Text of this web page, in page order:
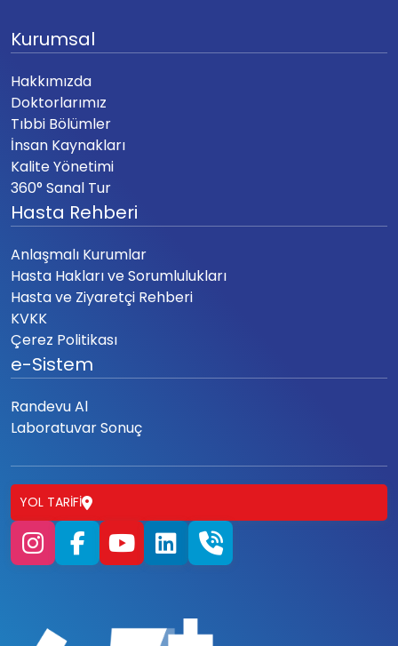
Kurumsal
Hakkımızda
Doktorlarımız
Tıbbi Bölümler
İnsan Kaynakları
Kalite Yönetimi
360° Sanal Tur
Hasta Rehberi
Anlaşmalı Kurumlar
Hasta Hakları ve Sorumlulukları
Hasta ve Ziyaretçi Rehberi
KVKK
Çerez Politikası
e-Sistem
Randevu Al
Laboratuvar Sonuç
YOL TARIFI